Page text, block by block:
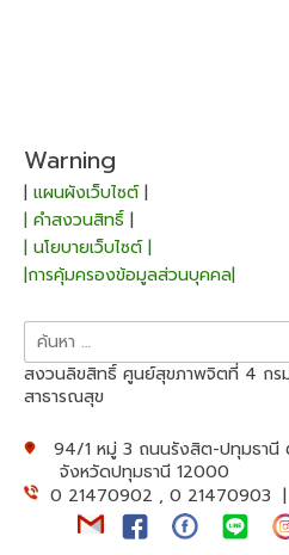
Warning
| แผนผังเว็บไซต์|
| คำสงวนสิทธิ์ |
| นโยบายเว็บไซต์ |
|การคุ้มครองข้อมูลส่วนบุคคล|
ค้นหา
สำหรับ:
สงวนลิขสิทธิ์ ศูนย์สุขภาพจิตที่ 4 กร
สาธารณสุข
94/1 หมู่ 3 ถนนรังสิต-ปทุมธานี
จังหวัดปทุมธานี 12000
0 21470902 , 0 21470903